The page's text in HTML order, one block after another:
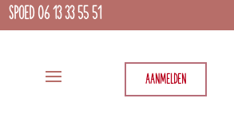
SPOED 06 13 33 55 51
AANMELDEN